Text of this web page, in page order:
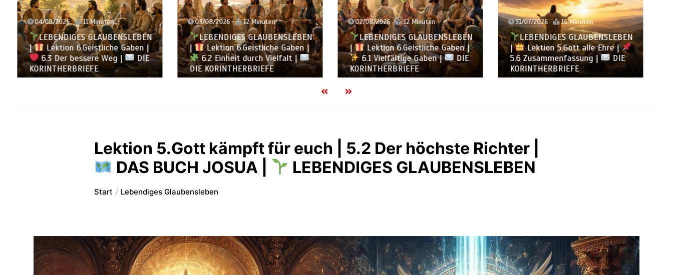
03/08/2026 12 Minuten
LEBENDIGES GLAUBENSLEBEN
|
Lektion 6.Geistliche Gaben |
6.2 Einheit durch Vielfalt |
DIE KORINTHERBRIEFE
02/08/2026 12 Minuten
LEBENDIGES GLAUBENSLEBEN
|
Lektion 6.Geistliche Gaben |
6.1 Vielfältige Gaben |
DIE
KORINTHERBRIEFE
31/07/2026 16 Minuten
LEBENDIGES GLAUBENSLEBEN
|
Lektion 5.Gott alle Ehre |
5.6 Zusammenfassung |
DIE
KORINTHERBRIEFE
30/07/2026 12 Minuten
LEBENDIGES GLAUBENSLEBEN
|
Lektion 5.Gott alle Ehre |
5.5 Götzendienst überwinden |
DIE KORINTHERBRIEFE
Lektion 5.Gott kämpft für euch | 5.2 Der höchste Richter |
DAS BUCH JOSUA |
LEBENDIGES GLAUBENSLEBEN
Start Lebendiges Glaubensleben